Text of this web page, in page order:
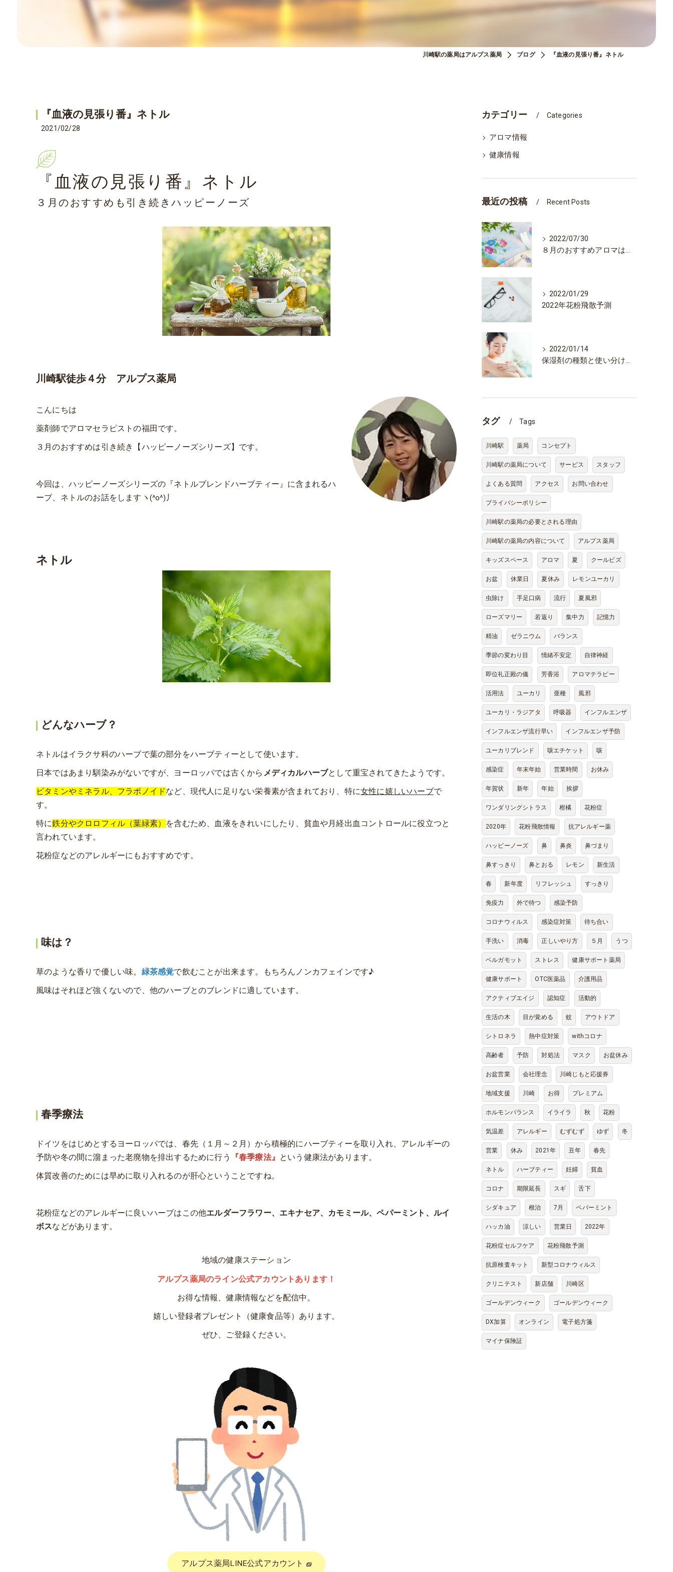
川崎駅の薬局はアルプス薬局 ブログ 『血液の見張り番』ネトル
『血液の見張り番』ネトル
2021/02/28
３月のおすすめも引き続きハッピーノーズ
『血液の見張り番』ネトル
川崎駅徒歩４分 アルプス薬局
こんにちは
薬剤師でアロマセラピストの福田です。
３月のおすすめは引き続き【ハッピーノーズシリーズ】です。
今回は、ハッピーノーズシリーズの『ネトルブレンドハーブティー』に含まれるハ
ーブ、ネトルのお話をしますヽ(^o^)丿
ネトル
どんなハーブ？
ネトルはイラクサ科のハーブで葉の部分をハーブティーとして使います。
日本ではあまり馴染みがないですが、ヨーロッパでは古くから メディカルハーブとして重宝されてきたようです。
ビタミンやミネラル、フラボノイドなど、現代人に足りない栄養素が含まれており、特に女性に嬉しいハーブで
す。
特に鉄分やクロロフィル（葉緑素） を含むため、血液をきれいにしたり、貧血や月経出血コントロールに役立つと
言われています。
花粉症などのアレルギーにもおすすめです。
味は？
草のような香りで優しい味。 緑茶感覚で飲むことが出来ます。もちろんノンカフェインです♪
風味はそれほど強くないので、他のハーブとのブレンドに適しています。
春季療法
ドイツをはじめとするヨーロッパでは、春先（１月～２月）から積極的にハーブティーを取り入れ、アレルギーの
予防や冬の間に溜まった老廃物を排出するために行う
『春季療法』 という健康法があります。
体質改善のためには早めに取り入れるのが肝心ということですね。
花粉症などのアレルギーに良いハーブはこの他エルダーフラワー、エキナセア、カモミール、ペパーミント、ルイ
ボスなどがあります。
地域の健康ステーション
アルプス薬局のライン公式アカウントあります！
お得な情報、健康情報などを配信中。
嬉しい登録者プレゼント（健康食品等）あります。
ぜひ、ご登録ください。
アルプス薬局LINE公式アカウント
カテゴリー Categories
アロマ情報
健康情報
最近の投稿 Recent Posts
2022/07/30
８月のおすすめアロマはレモン＆ペパーミントです。
2022/01/29
2022年花粉飛散予測
2022/01/14
保湿剤の種類と使い分け ヒルドイドを中心に
タグ Tags
川崎駅 薬局 コンセプト
川崎駅の薬局について サービス スタッフ
よくある質問 アクセス お問い合わせ
プライバシーポリシー
川崎駅の薬局の必要とされる理由
川崎駅の薬局の内容について アルプス薬局
キッズスペース アロマ 夏 クールビズ
お盆 休業日 夏休み レモンユーカリ
虫除け 手足口病 流行 夏風邪
ローズマリー 若返り 集中力 記憶力
精油 ゼラニウム バランス
季節の変わり目 情緒不安定 自律神経
即位礼正殿の儀 芳香浴 アロマテラピー
活用法 ユーカリ 亜種 風邪
ユーカリ・ラジアタ 呼吸器 インフルエンザ
インフルエンザ流行早い インフルエンザ予防
ユーカリブレンド 咳エチケット 咳
感染症 年末年始 営業時間 お休み
年賀状 新年 年始 挨拶
ワンダリングシトラス 柑橘 花粉症
2020年 花粉飛散情報 抗アレルギー薬
ハッピーノーズ 鼻 鼻炎 鼻づまり
鼻すっきり 鼻とおる レモン 新生活
春 新年度 リフレッシュ すっきり
免疫力 外で待つ 感染予防
コロナウィルス 感染症対策 待ち合い
手洗い 消毒 正しいやり方 ５月 うつ
ベルガモット ストレス 健康サポート薬局
健康サポート OTC医薬品 介護用品
アクティブエイジ 認知症 活動的
生活の木 目が覚める 蚊 アウトドア
シトロネラ 熱中症対策 withコロナ
高齢者 予防 対処法 マスク お盆休み
お盆営業 会社理念 川崎じもと応援券
地域支援 川崎 お得 プレミアム
ホルモンバランス イライラ 秋 花粉
気温差 アレルギー むずむず ゆず 冬
営業 休み 2021年 丑年 春先
ネトル ハーブティー 妊婦 貧血
コロナ 期限延長 スギ 舌下
シダキュア 根治 7月 ペパーミント
ハッカ油 涼しい 営業日 2022年
花粉症セルフケア 花粉飛散予測
抗原検査キット 新型コロナウィルス
クリニテスト 新店舗 川崎区
ゴールデンウィーク ゴールデンウィーク
DX加算 オンライン 電子処方箋
マイナ保険証